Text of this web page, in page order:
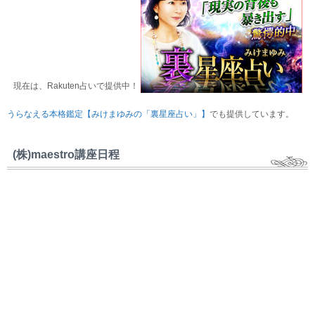
現在は、Rakuten占いで提供中！
うらなえる本格鑑定【みけまゆみの「裏星座占い」】 でも提供しています。
(株)maestro講座日程